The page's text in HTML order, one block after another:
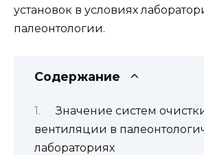
установок в условиях
палеонтологии.
Содержание
Значение систем
вентиляции в
лабораториях